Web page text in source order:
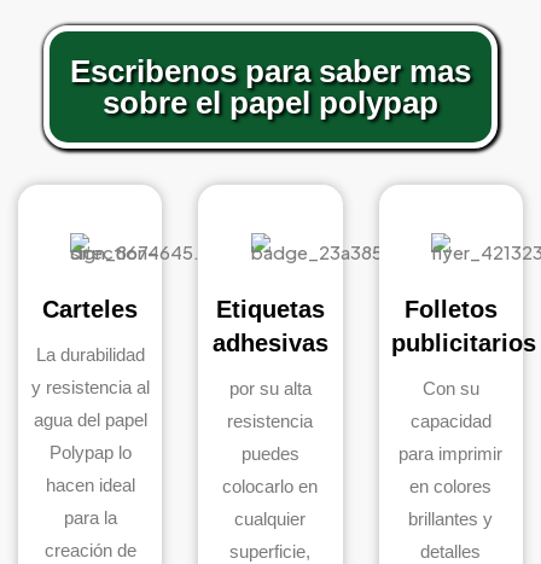
Escribenos para saber mas
sobre el papel polypap
Carteles
La durabilidad
y resistencia al
agua del papel
Polypap lo
hacen ideal
para la
creación de
Etiquetas
adhesivas
por su alta
resistencia
puedes
colocarlo en
cualquier
superficie,
Folletos
publicitarios
Con su
capacidad
para imprimir
en colores
brillantes y
detalles